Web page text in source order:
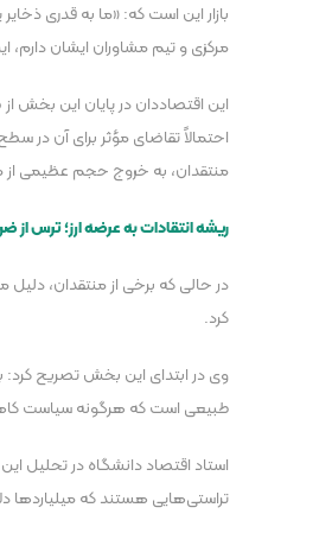
بازار این است که: «ما به قدری
مرکزی و تیم مشاوران ایشان
این اقتصاددان در پایان این بخش
احتمالاً تقاضای مؤثر برای آن در
منتقدان، به خروج حجم عظیمی از
ریشه انتقادات به عرضه ارز؛ ترس
در حالی که برخی از منتقدان،
کرد.
وی در ابتدای این بخش تصریح کرد:
طبیعی است که هرگونه سیاست
استاد اقتصاد دانشگاه در تحلیل
تراستی‌هایی هستند که میلیارد‌ها دلار ارز در اختیار دارند. با